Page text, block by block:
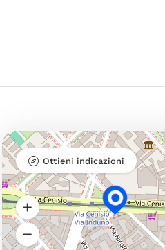
Ottieni indicazioni